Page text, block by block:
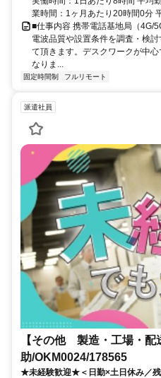
業時間：1ヶ月あたり20時間0分
■仕事内容 携帯電話基地局（4G/
電波品質や設置条件を調査・検
て頂きます。デスクワークが中
なりま...
固定時間制 フルリモート
派遣社員
【その他 製造・工場・配
助/OKM0024/178565
★未経験歓迎★＜日勤×土日休み／